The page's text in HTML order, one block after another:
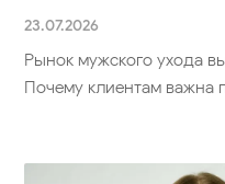
23.07.2026
Рынок мужского ухода
Почему клиентам важна